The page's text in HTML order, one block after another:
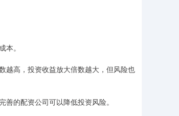
。
越高，投资收益放大倍数越大，但风险也
的配资公司可以降低投资风险。